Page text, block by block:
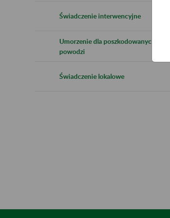
Świadczenie interwencyjne
Umorzenie dla poszkodowanych w
powodzi
Świadczenie lokalowe